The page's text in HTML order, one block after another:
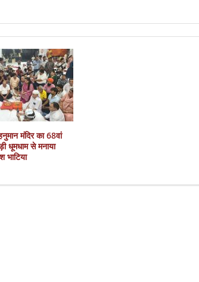
मंदिर का 68वां
धूमधाम से मनाया
भाटिया